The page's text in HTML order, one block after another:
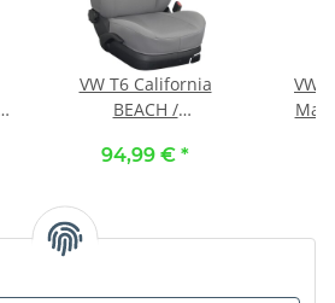
VW T6 California
BEACH /
Schlafmatratzenbezug
157. Stoff grau / Stoff
grau
94,99 € *
VW